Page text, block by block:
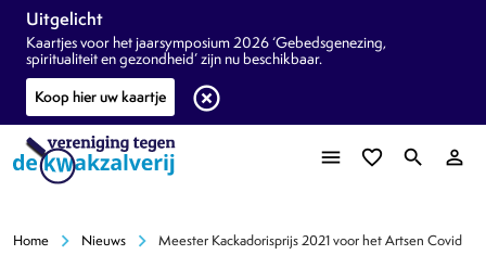
Uitgelicht
Kaartjes voor het jaarsymposium 2026 ‘Gebedsgenezing,
spiritualiteit en gezondheid’ zijn nu beschikbaar.
Koop hier uw kaartje
highlight_off
menu favorite_border search person_outline
Home chevron_right Nieuws chevron_right
Meester Kackadorisprijs 2021 voor het Artsen Covid